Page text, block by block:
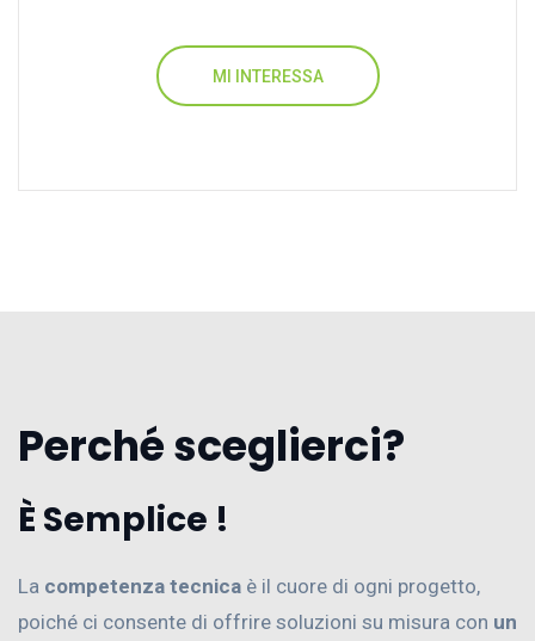
MI INTERESSA
Perché sceglierci?
È Semplice !
La competenza tecnica è il cuore di ogni progetto,
poiché ci consente di offrire soluzioni su misura con un